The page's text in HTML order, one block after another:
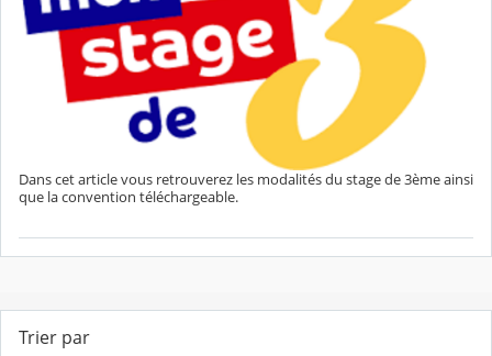
Dans cet article vous retrouverez les modalités du stage de 3ème ainsi
que la convention téléchargeable.
Trier par